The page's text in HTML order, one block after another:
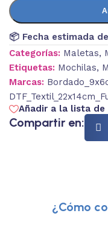
📦 Fecha estimada
Categorías: Maletas,
Etiquetas: Mochilas,
Marcas:
Añadir a la lista de
Compartir en:
¿Cómo